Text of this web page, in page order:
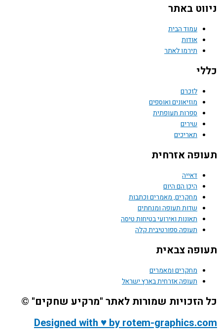
ניווט באתר
עמוד הבית
אודות
תירמו לאתר
כללי
לזכרם
מוזיאונים ואוספים
ספרות תעופתית
שירים
תאריכים
תעופה אזרחית
דאייה
היכן הם היום
מחקרים, מאמרים וכתבות
שדות תעופה ומנחתים
תאונות ואירועי בטיחות טיסה
תעופה ספורטיבית קלה
תעופה צבאית
מחקרים ומאמרים
תעופה אזרחית בארץ ישראל
כל הזכויות שמורות לאתר "מרקיע שחקים" ©
Designed with ♥ by rotem-graphics.com